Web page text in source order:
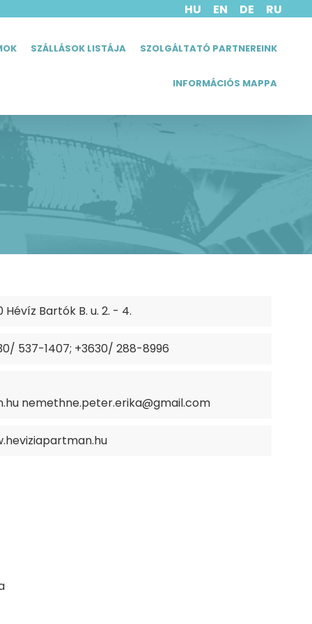
HU EN DE RU
SZÁLLÁSOK LISTÁJA SZOLGÁLTATÓ PARTNEREINK
INFORMÁCIÓS MAPPA
Hévíz Bartók B. u. 2. - 4.
537-1407; +3630/ 288-8996
nemethne.peter.erika@gmail.com